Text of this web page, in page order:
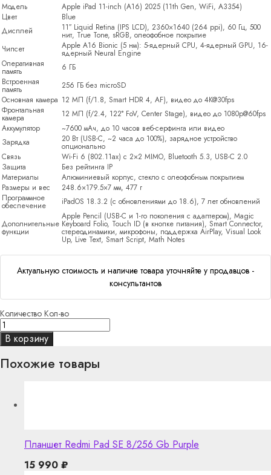
Модель
Apple iPad 11-inch (A16) 2025 (11th Gen, WiFi, A3354)
Цвет
Blue
Дисплей
11″ Liquid Retina (IPS LCD), 2360×1640 (264 ppi), 60 Гц, 500
нит, True Tone, sRGB, олеофобное покрытие
Чипсет
Apple A16 Bionic (5 нм): 5-ядерный CPU, 4-ядерный GPU, 16-
ядерный Neural Engine
Оперативная
память
6 ГБ
Встроенная
память
256 ГБ без microSD
Основная камера 12 МП (f/1.8, Smart HDR 4, AF), видео до 4K@30fps
Фронтальная
камера
12 МП (f/2.4, 122° FoV, Center Stage), видео до 1080p@60fps
Аккумулятор
~7600 мАч, до 10 часов веб-серфинга или видео
Зарядка
20 Вт (USB-C, ~2 часа до 100%), зарядное устройство
опционально
Связь
Wi-Fi 6 (802.11ax) с 2×2 MIMO, Bluetooth 5.3, USB-C 2.0
Защита
Без рейтинга IP
Материалы
Алюминиевый корпус, стекло с олеофобным покрытием
Размеры и вес
248.6×179.5×7 мм, 477 г
Программное
обеспечение iPadOS 18.3.2 (с обновлениями до 18.6), 7 лет обновлений
Дополнительные
функции
Apple Pencil (USB-C и 1-го поколения с адаптером), Magic
Keyboard Folio, Touch ID (в кнопке питания), Smart Connector,
стереодинамики, микрофоны, поддержка AirPlay, Visual Look
Up, Live Text, Smart Script, Math Notes
Актуальную стоимость и наличие товара уточняйте у продавцов -
консультантов
Количество Кол-во
В корзину
Похожие товары
Планшет Redmi Pad SE 8/256 Gb Purple
15 990 ₽